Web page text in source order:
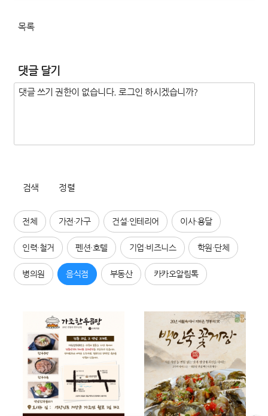
목록
댓글 달기
검색 정렬
전체 가전·가구 건설·인테리어 이사·용달
인력·철거 펜션·호텔 기업·비즈니스 학원·단체
병의원 음식점 부동산 카카오알림톡